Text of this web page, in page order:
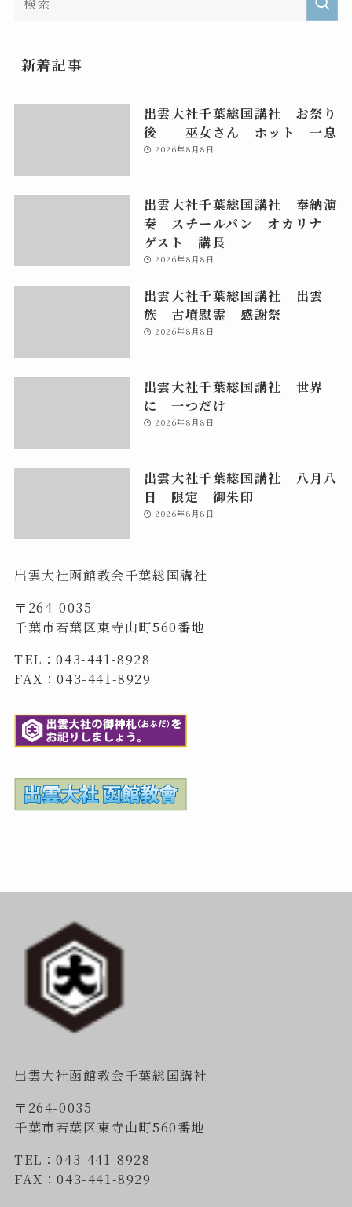
新着記事
出雲大社千葉総国講社 お祭り
後 巫女さん ホット 一息
2026年8月8日
出雲大社千葉総国講社 奉納演
奏 スチールパン オカリナ
ゲスト 講長
2026年8月8日
出雲大社千葉総国講社 出雲
族 古墳慰霊 感謝祭
2026年8月8日
出雲大社千葉総国講社 世界
に 一つだけ
2026年8月8日
出雲大社千葉総国講社 八月八
日 限定 御朱印
2026年8月8日
出雲大社函館教会千葉総国講社
〒264-0035
千葉市若葉区東寺山町560番地
TEL：043-441-8928
FAX：043-441-8929
出雲大社函館教会千葉総国講社
〒264-0035
千葉市若葉区東寺山町560番地
TEL：043-441-8928
FAX：043-441-8929